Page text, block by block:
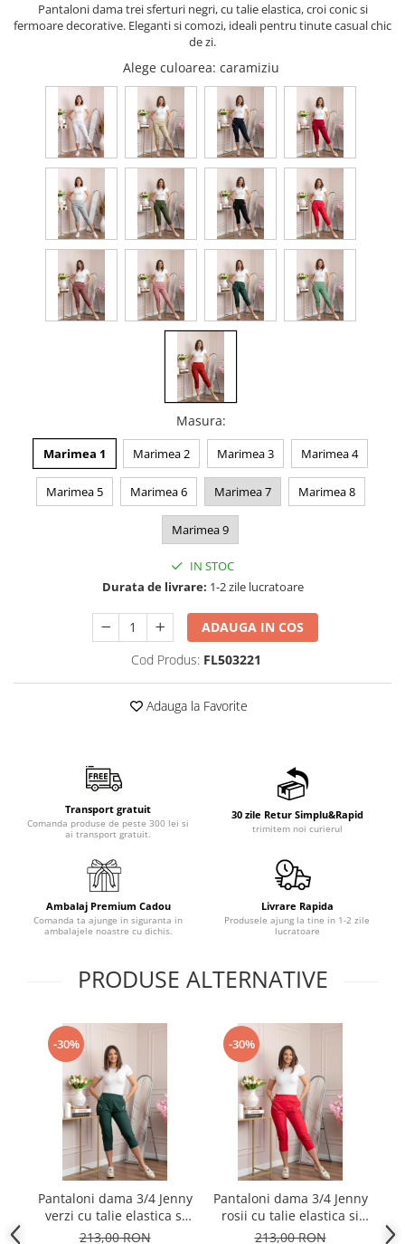
Pantaloni dama trei sferturi negri, cu talie elastica, croi conic si
fermoare decorative. Eleganti si comozi, ideali pentru tinute casual chic
de zi.
Alege culoarea: caramiziu
Masura:
Marimea 1 Marimea 2 Marimea 3 Marimea 4
Marimea 5 Marimea 6 Marimea 7 Marimea 8
Marimea 9
IN STOC
Durata de livrare: 1-2 zile lucratoare
ADAUGA IN COS
Cod Produs: FL503221
Adauga la Favorite
Transport gratuit
Comanda produse de peste 300 lei si
ai transport gratuit.
30 zile Retur Simplu&Rapid
trimitem noi curierul
Ambalaj Premium Cadou
Comanda ta ajunge in siguranta in
ambalajele noastre cu dichis.
Livrare Rapida
Produsele ajung la tine in 1-2 zile
lucratoare
PRODUSE ALTERNATIVE
-30%
Pantaloni dama 3/4 Jenny
verzi cu talie elastica si
fermoare decorative
213,00 RON
-30%
Pantaloni dama 3/4 Jenny
rosii cu talie elastica si
fermoare decorative
213,00 RON